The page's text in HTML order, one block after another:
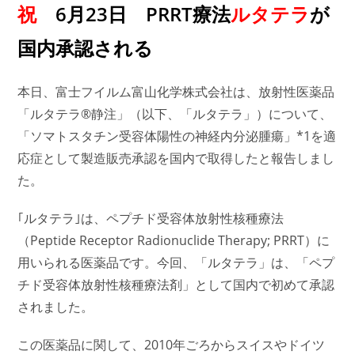
祝 6月23日 PRRT療法ルタテラが
国内承認される
本日、富士フイルム富山化学株式会社は、放射性医薬品
「ルタテラ®静注」（以下、「ルタテラ」）について、
「ソマトスタチン受容体陽性の神経内分泌腫瘍」*1を適
応症として製造販売承認を国内で取得したと報告しまし
た。
｢ルタテラ｣は、ペプチド受容体放射性核種療法
（Peptide Receptor Radionuclide Therapy; PRRT）に
用いられる医薬品です。今回、「ルタテラ」は、「ペプ
チド受容体放射性核種療法剤」として国内で初めて承認
されました。
この医薬品に関して、2010年ごろからスイスやドイツ